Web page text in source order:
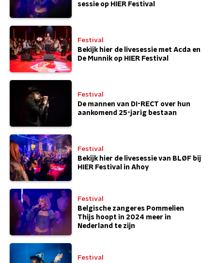
sessie op HIER Festival
Festival
Bekijk hier de livesessie met Acda en
De Munnik op HIER Festival
Festival
De mannen van DI-RECT over hun
aankomend 25-jarig bestaan
Festival
Bekijk hier de livesessie van BLØF bij
HIER Festival in Ahoy
Festival
Belgische zangeres Pommelien
Thijs hoopt in 2024 meer in
Nederland te zijn
Festival